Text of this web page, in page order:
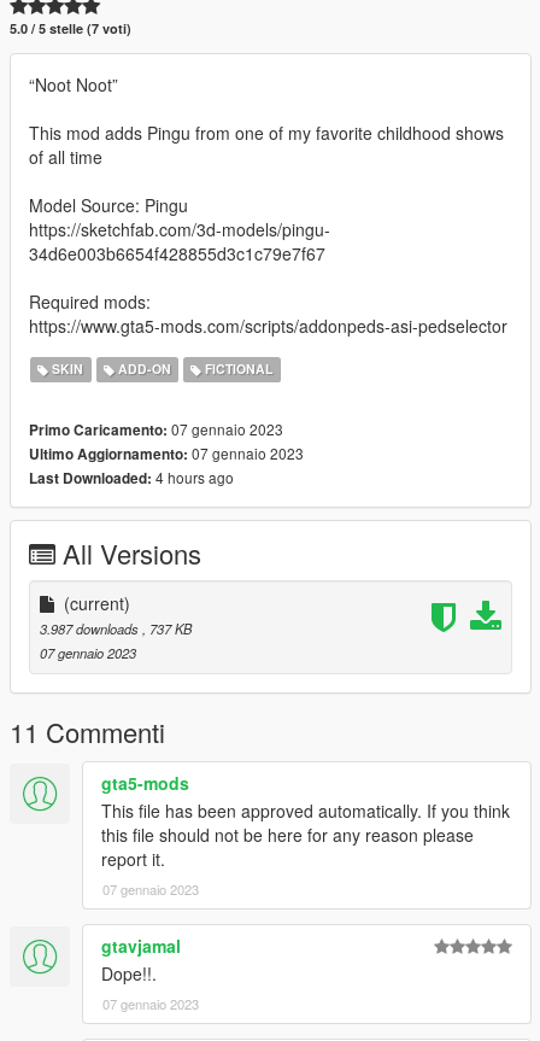
5.0 / 5 stelle (7 voti)
“Noot Noot”
This mod adds Pingu from one of my favorite childhood shows
of all time
Model Source: Pingu
https://sketchfab.com/3d-models/pingu-
34d6e003b6654f428855d3c1c79e7f67
Required mods:
https://www.gta5-mods.com/scripts/addonpeds-asi-pedselector
SKIN ADD-ON FICTIONAL
Primo Caricamento: 07 gennaio 2023
Ultimo Aggiornamento: 07 gennaio 2023
Last Downloaded: 4 hours ago
All Versions
(current)
3.987 downloads
, 737 KB
07 gennaio 2023
11 Commenti
gta5-mods
This file has been approved automatically. If you think
this file should not be here for any reason please
report it.
07 gennaio 2023
gtavjamal
Dope!!.
07 gennaio 2023